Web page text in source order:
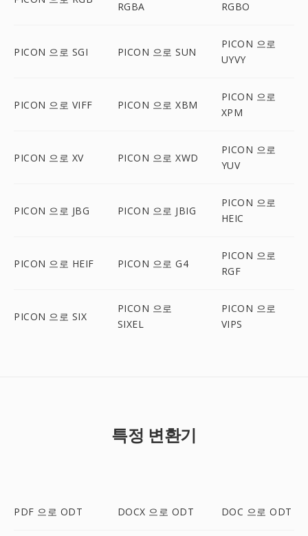
RGBA
RGBO
PICON 으로 SGI PICON 으로 SUN
PICON 으로
UYVY
PICON 으로 VIFF PICON 으로 XBM
PICON 으로
XPM
PICON 으로 XV PICON 으로 XWD
PICON 으로
YUV
PICON 으로 JBG PICON 으로 JBIG
PICON 으로
HEIC
PICON 으로 HEIF PICON 으로 G4
PICON 으로
RGF
PICON 으로 SIX
PICON 으로
SIXEL
PICON 으로
VIPS
특정 변환기
PDF 으로 ODT DOCX 으로 ODT DOC 으로 ODT